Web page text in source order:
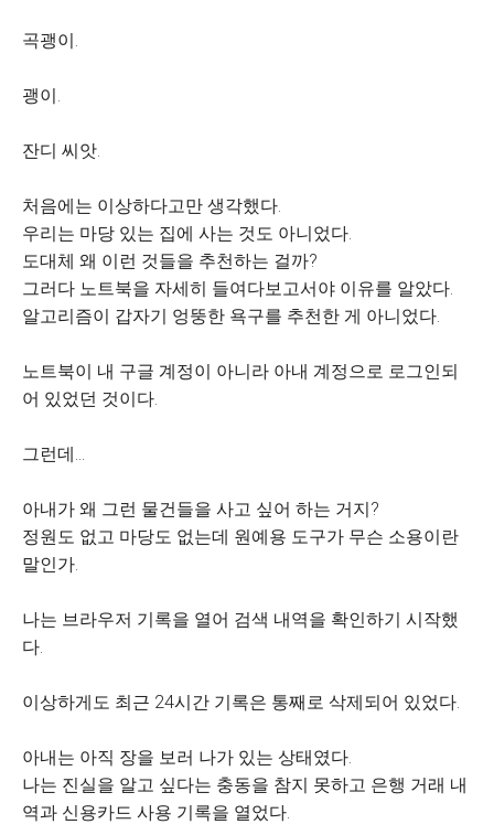
곡괭이.
괭이.
잔디 씨앗.
처음에는 이상하다고만 생각했다.
우리는 마당 있는 집에 사는 것도 아니었다.
도대체 왜 이런 것들을 추천하는 걸까?
그러다 노트북을 자세히 들여다보고서야 이유를 알았다.
알고리즘이 갑자기 엉뚱한 욕구를 추천한 게 아니었다.
노트북이 내 구글 계정이 아니라 아내 계정으로 로그인되
어 있었던 것이다.
그런데…
아내가 왜 그런 물건들을 사고 싶어 하는 거지?
정원도 없고 마당도 없는데 원예용 도구가 무슨 소용이란
말인가.
나는 브라우저 기록을 열어 검색 내역을 확인하기 시작했
다.
이상하게도 최근 24시간 기록은 통째로 삭제되어 있었다.
아내는 아직 장을 보러 나가 있는 상태였다.
나는 진실을 알고 싶다는 충동을 참지 못하고 은행 거래 내
역과 신용카드 사용 기록을 열었다.